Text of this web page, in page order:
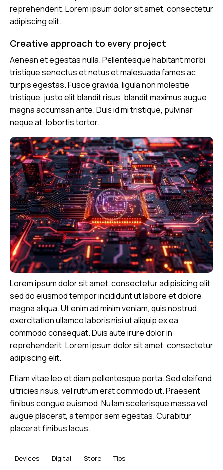
reprehenderit. Lorem ipsum dolor sit amet, consectetur
adipiscing elit.
Creative approach to every project
Aenean et egestas nulla. Pellentesque habitant morbi
tristique senectus et netus et malesuada fames ac
turpis egestas. Fusce gravida, ligula non molestie
tristique, justo elit blandit risus, blandit maximus augue
magna accumsan ante. Duis id mi tristique, pulvinar
neque at, lobortis tortor.
Lorem ipsum dolor sit amet, consectetur adipisicing elit,
sed do eiusmod tempor incididunt ut labore et dolore
magna aliqua. Ut enim ad minim veniam, quis nostrud
exercitation ullamco laboris nisi ut aliquip ex ea
commodo consequat. Duis aute irure dolor in
reprehenderit. Lorem ipsum dolor sit amet, consectetur
adipiscing elit.
Etiam vitae leo et diam pellentesque porta. Sed eleifend
ultricies risus, vel rutrum erat commodo ut. Praesent
finibus congue euismod. Nullam scelerisque massa vel
augue placerat, a tempor sem egestas. Curabitur
placerat finibus lacus.
Devices Digital Store Tips